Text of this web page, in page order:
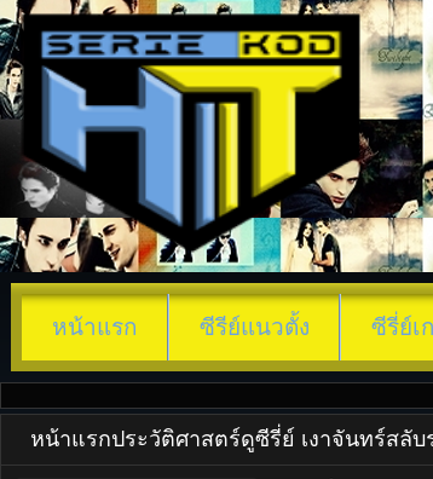
หน้าแรก ซีรีย์แนวตั้ง ซีรี่ย์เ
หน้าแรกประวัติศาสตร์ดูซีรี่ย์ เงาจันทร์สลับ